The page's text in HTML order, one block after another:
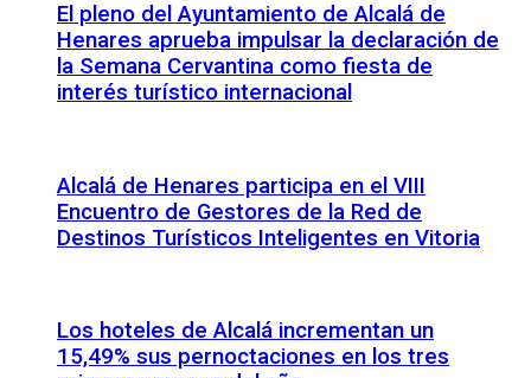
El pleno del Ayuntamiento de Alcalá de
Henares aprueba impulsar la declaración de
la Semana Cervantina como fiesta de
interés turístico internacional
Alcalá de Henares participa en el VIII
Encuentro de Gestores de la Red de
Destinos Turísticos Inteligentes en Vitoria
Los hoteles de Alcalá incrementan un
15,49% sus pernoctaciones en los tres